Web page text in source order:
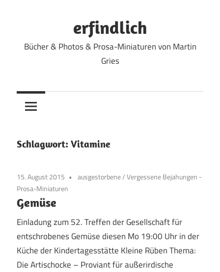
erfindlich
Bücher & Photos & Prosa-Miniaturen von Martin
Gries
Schlagwort: Vitamine
15. August 2015 ausgestorbene/Vergessene Bejahungen -
Prosa-Miniaturen
Gemüse
Einladung zum 52. Treffen der Gesellschaft für
entschrobenes Gemüse diesen Mo 19:00 Uhr in der
Küche der Kindertagesstätte Kleine Rüben Thema:
Die Artischocke – Proviant für außerirdische